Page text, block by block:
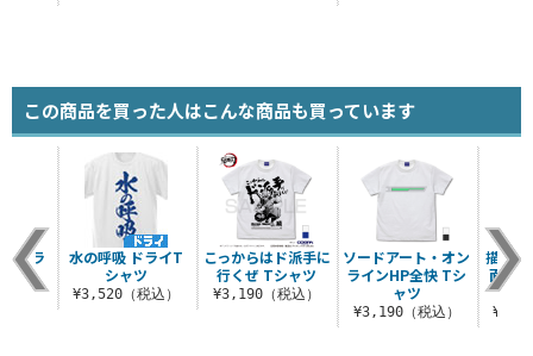
この商品を買った人はこんな商品も買っています
こっからはド派手に
行くぜ Tシャツ
¥3,190（税込）
ソードアート・オン
ラインHP全快 Tシ
ャツ
¥3,190（税込）
描き下
面フ
カラ
ツ
込）
水の呼吸 ドライT
シャツ
¥3,520（税込）